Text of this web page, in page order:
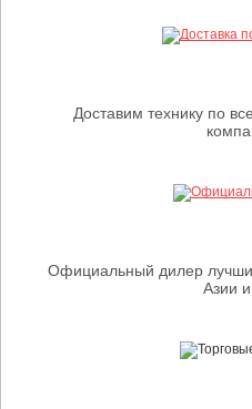
Доставим технику по
Официальный дилер
Азии